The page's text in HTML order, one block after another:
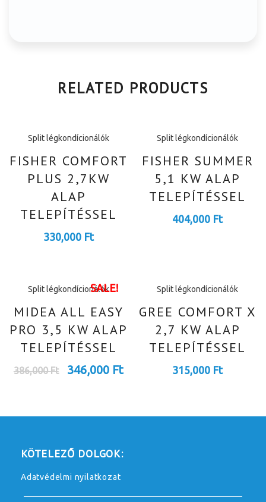
RELATED PRODUCTS
Split légkondícionálók
FISHER COMFORT
PLUS 2,7KW
ALAP
TELEPÍTÉSSEL
330,000 Ft
Split légkondícionálók
FISHER SUMMER
5,1 KW ALAP
TELEPÍTÉSSEL
404,000 Ft
SALE!
Split légkondícionálók
MIDEA ALL EASY
PRO 3,5 KW ALAP
TELEPÍTÉSSEL
386,000Ft 346,000 Ft
Split légkondícionálók
GREE COMFORT X
2,7 KW ALAP
TELEPÍTÉSSEL
315,000 Ft
KÖTELEZŐ DOLGOK:
Adatvédelmi nyilatkozat